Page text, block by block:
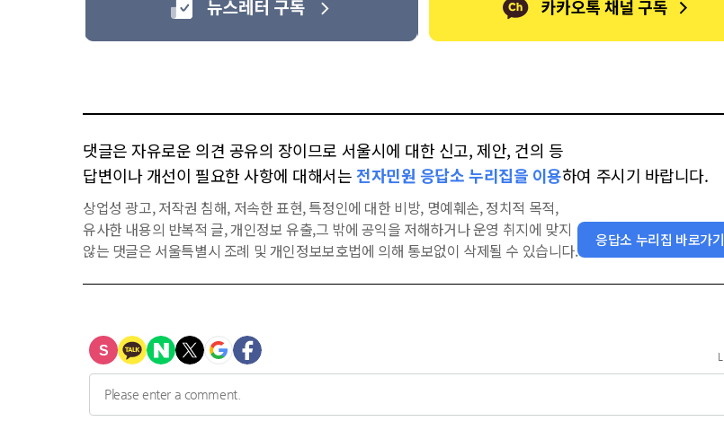
댓글은 자유로운 의견 공유의 장이므로 서울시에 대한 신고, 제안, 건의 등
답변이나 개선이 필요한 사항에 대해서는 전자민원 응답소 누리집을 이용하여 주시기 바랍니다.
상업성 광고, 저작권 침해, 저속한 표현, 특정인에 대한 비방, 명예훼손, 정치적 목적,
유사한 내용의 반복적 글, 개인정보 유출,그 밖에 공익을 저해하거나 운영 취지에 맞지
않는 댓글은 서울특별시 조례 및 개인정보보호법에 의해 통보없이 삭제될 수 있습니다.
응답소 누리집 바로가기